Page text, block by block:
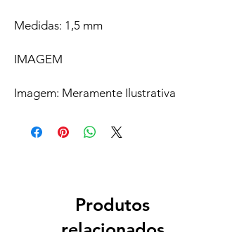
Medidas: 1,5 mm
IMAGEM
Imagem: Meramente Ilustrativa
Produtos